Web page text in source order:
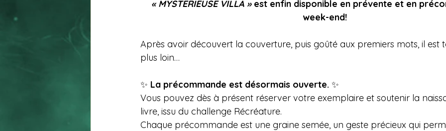
« MYSTERIEUSE VILLA » est enfin disponible en prévente et en
week-end!
Après avoir découvert la couverture, puis goûté aux premiers mots, il est
plus loin…
✨ La précommande est désormais ouverte. ✨
Vous pouvez dès à présent réserver votre exemplaire et soutenir la
livre, issu du challenge Récréature.
Chaque précommande est une graine semée, un geste précieux qui